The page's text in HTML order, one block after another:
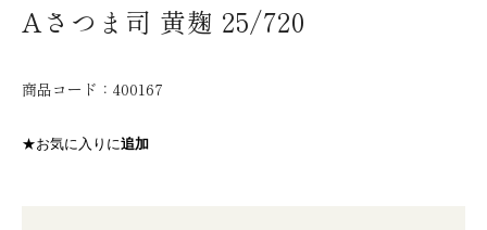
Aさつま司 黄麹 25/720
商品コード： 400167
★お気に入りに追加